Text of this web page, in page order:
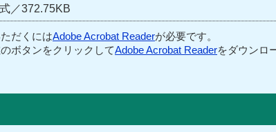
／372.75KB
だくにはAdobe Acrobat Readerが必要です。
ボタンをクリックしてAdobe Acrobat Readerをダウンロ